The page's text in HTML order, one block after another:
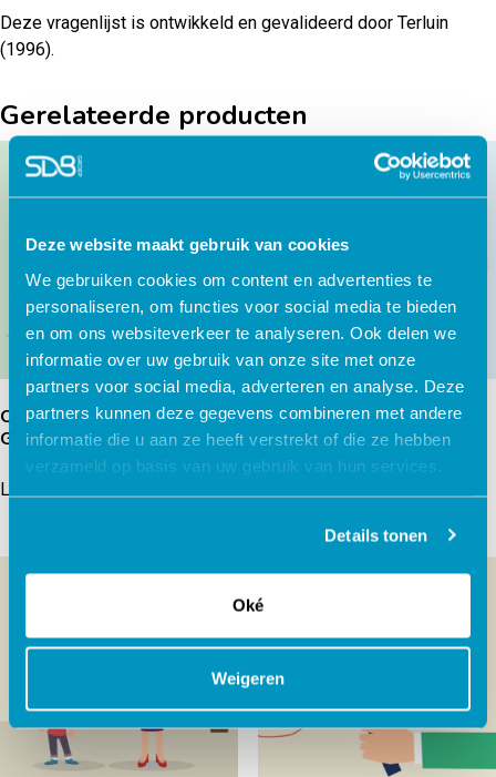
Deze website maakt gebruik van cookies
We gebruiken cookies om content en advertenties te
personaliseren, om functies voor social media te bieden
en om ons websiteverkeer te analyseren. Ook delen we
informatie over uw gebruik van onze site met onze
partners voor social media, adverteren en analyse. Deze
partners kunnen deze gegevens combineren met andere
informatie die u aan ze heeft verstrekt of die ze hebben
verzameld op basis van uw gebruik van hun services.
Details tonen
Oké
Weigeren
Deze vragenlijst is ontwikkeld en gevalideerd door Terluin
(1996).
Gerelateerde producten
Oudertraining
Gedragsproblemen ASS
Lees verder
Wat is herstel?
Lees verder